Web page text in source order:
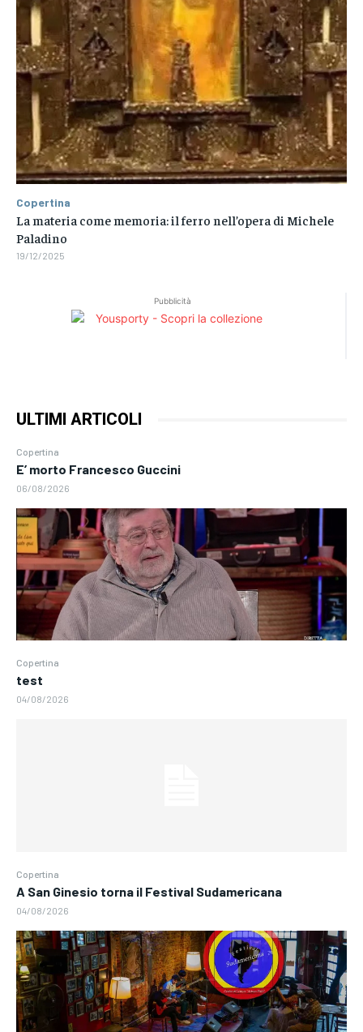
Pubblicità
ULTIMI ARTICOLI
Copertina
E’ morto Francesco Guccini
06/08/2026
Copertina
test
04/08/2026
Copertina
A San Ginesio torna il Festival Sudamericana
04/08/2026
Copertina
La materia come memoria: il ferro nell’opera di Michele
Paladino
19/12/2025